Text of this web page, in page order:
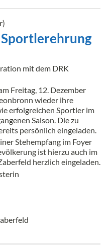
mit dem DRK
Freitag, 12. Dezember
wieder ihre
erfolgreichen Sportler im
Saison. Die zu
persönlich eingeladen.
Stehempfang im Foyer
ist hierzu auch im
herzlich eingeladen.